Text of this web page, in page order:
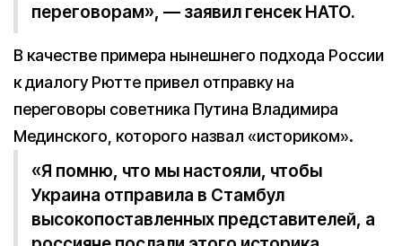
переговорам», — заявил генсек НАТО.
В качестве примера нынешнего подхода России
к диалогу Рютте привел отправку на
переговоры советника Путина Владимира
Мединского, которого назвал «историком».
«Я помню, что мы настояли, чтобы
Украина отправила в Стамбул
высокопоставленных представителей, а